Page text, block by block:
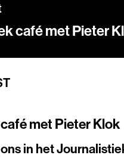
café met Pieter
met Pieter Klok
in het